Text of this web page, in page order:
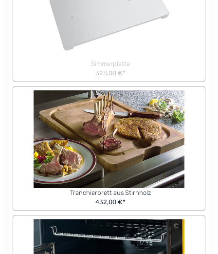
Simmerplatte
323,00 €*
Tranchierbrett aus Stirnholz
432,00 €*